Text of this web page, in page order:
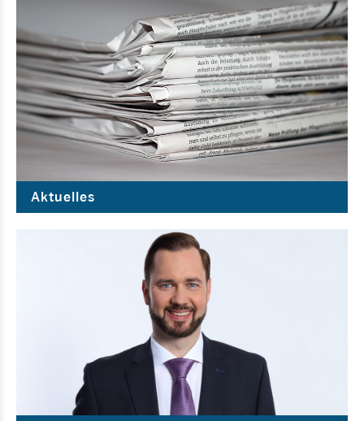
Aktuelles